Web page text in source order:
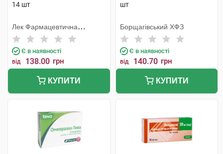
14 шт
Лек Фармацевтична
компанія
Є в наявності
від 138.00 грн
КУПИТИ
шт
Борщагівський ХФЗ
Є в наявності
від 140.70 грн
КУПИТИ